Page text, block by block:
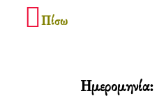
Πίσω
Ημερομηνία: